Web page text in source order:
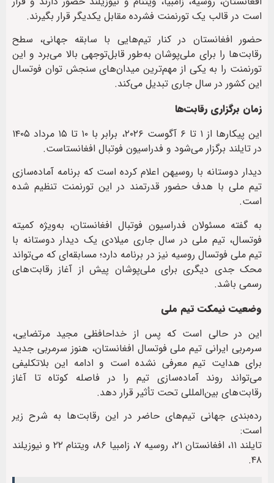
است در قالب یک تورنمنت فشرده مقابل یکدیگر قرار بگیرند.
حضور افغانستان در کنار تیم‌هایی با سابقه جهانی، سطح
رقابت‌ها را برای ملی‌پوشان به‌طور قابل‌توجهی بالا می‌برد و این
تورنمنت را به یکی از مهم‌ترین میدان‌های سنجش توان فوتسال
این کشور در سال جاری تبدیل می‌کند.
زمان برگزاری رقابت‌ها
این پیکارها از ۱ تا ۶ آگوست ۲۰۲۶، برابر با ۱۰ تا ۱۵ مرداد ۱۴۰۵
در تایلند برگزار می‌شود و فدراسیون فوتبال افغانستاست.
دیدار دوستانه با روسیهن اعلام کرده است که برنامه آماده‌سازی
تیم ملی با هدف حضور قدرتمند در این تورنمنت تنظیم شده
است.
به گفته مسئولان فدراسیون فوتبال افغانستان، به‌ویژه کمیته
فوتسال، تیم ملی در سال جاری میلادی یک دیدار دوستانه با
تیم ملی فوتسال روسیه نیز در برنامه دارد؛ مسابقه‌ای که می‌تواند
محک جدی دیگری برای ملی‌پوشان پیش از آغاز رقابت‌های
رسمی باشد.
وضعیت نیمکت تیم ملی
این در حالی است که پس از خداحافظی مجید مرتضایی،
سرمربی ایرانی تیم ملی فوتسال افغانستان، هنوز سرمربی جدید
برای هدایت تیم معرفی نشده است و ادامه این بلاتکلیفی
می‌تواند روند آماده‌سازی تیم را در فاصله کوتاه تا آغاز
رقابت‌های بین‌المللی تحت تأثیر قرار دهد.
رده‌بندی جهانی تیم‌های حاضر در این رقابت‌ها به شرح زیر
است:
تایلند ۱۱، افغانستان ۲۱، روسیه ۷، زامبیا ۸۶، ویتنام ۲۲ و نیوزیلند
۴۸.